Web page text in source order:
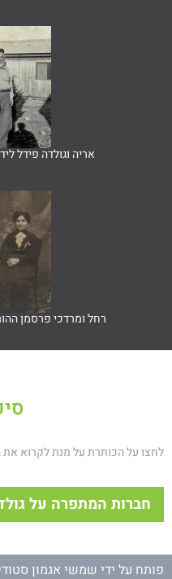
אריה וגולדה פידל ליד
רחל ומרדכי פרסמן
על הכותרת על מנת לקרוא את
חברות המתפרה על גולדה
של יום רביעי ט"ז בתמוז
על ידי שמשי אגמון סטודיו